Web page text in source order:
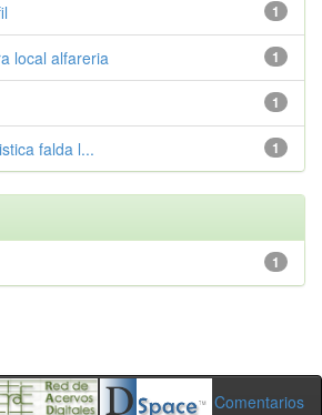
1
1
local alfareria
1
1
falda l...
1
Comentarios